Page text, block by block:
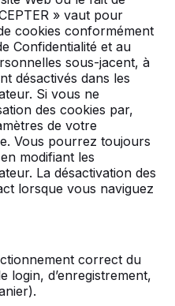
» vaut pour
cookies conformément
Confidentialité et au
sous-jacent, à
désactivés dans les
Si vous ne
des cookies par,
de votre
Vous pourrez toujours
modifiant les
La désactivation des
lorsque vous naviguez
correct du
login, d’enregistrement,
pong
outdoor
pour une belle table
pourriez apprécier
HeBlad est une
dans la
pong d’extérieur. Nous
et qui convient pour
seulement les enfants
en plus la table est